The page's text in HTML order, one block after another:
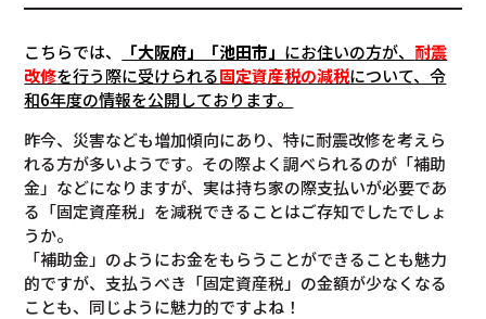
こちらでは、 「大阪府」「池田市」 にお住いの方が、 耐震
改修を行う際に受けられる固定資産税の減税について、令
和6年度の情報を公開しております。
昨今、災害なども増加傾向にあり、特に耐震改修を考えら
れる方が多いようです。その際よく調べられるのが「補助
金」などになりますが、実は持ち家の際支払いが必要であ
る「固定資産税」を減税できることはご存知でしたでしょ
うか。
「補助金」のようにお金をもらうことができることも魅力
的ですが、支払うべき「固定資産税」の金額が少なくなる
ことも、同じように魅力的ですよね！